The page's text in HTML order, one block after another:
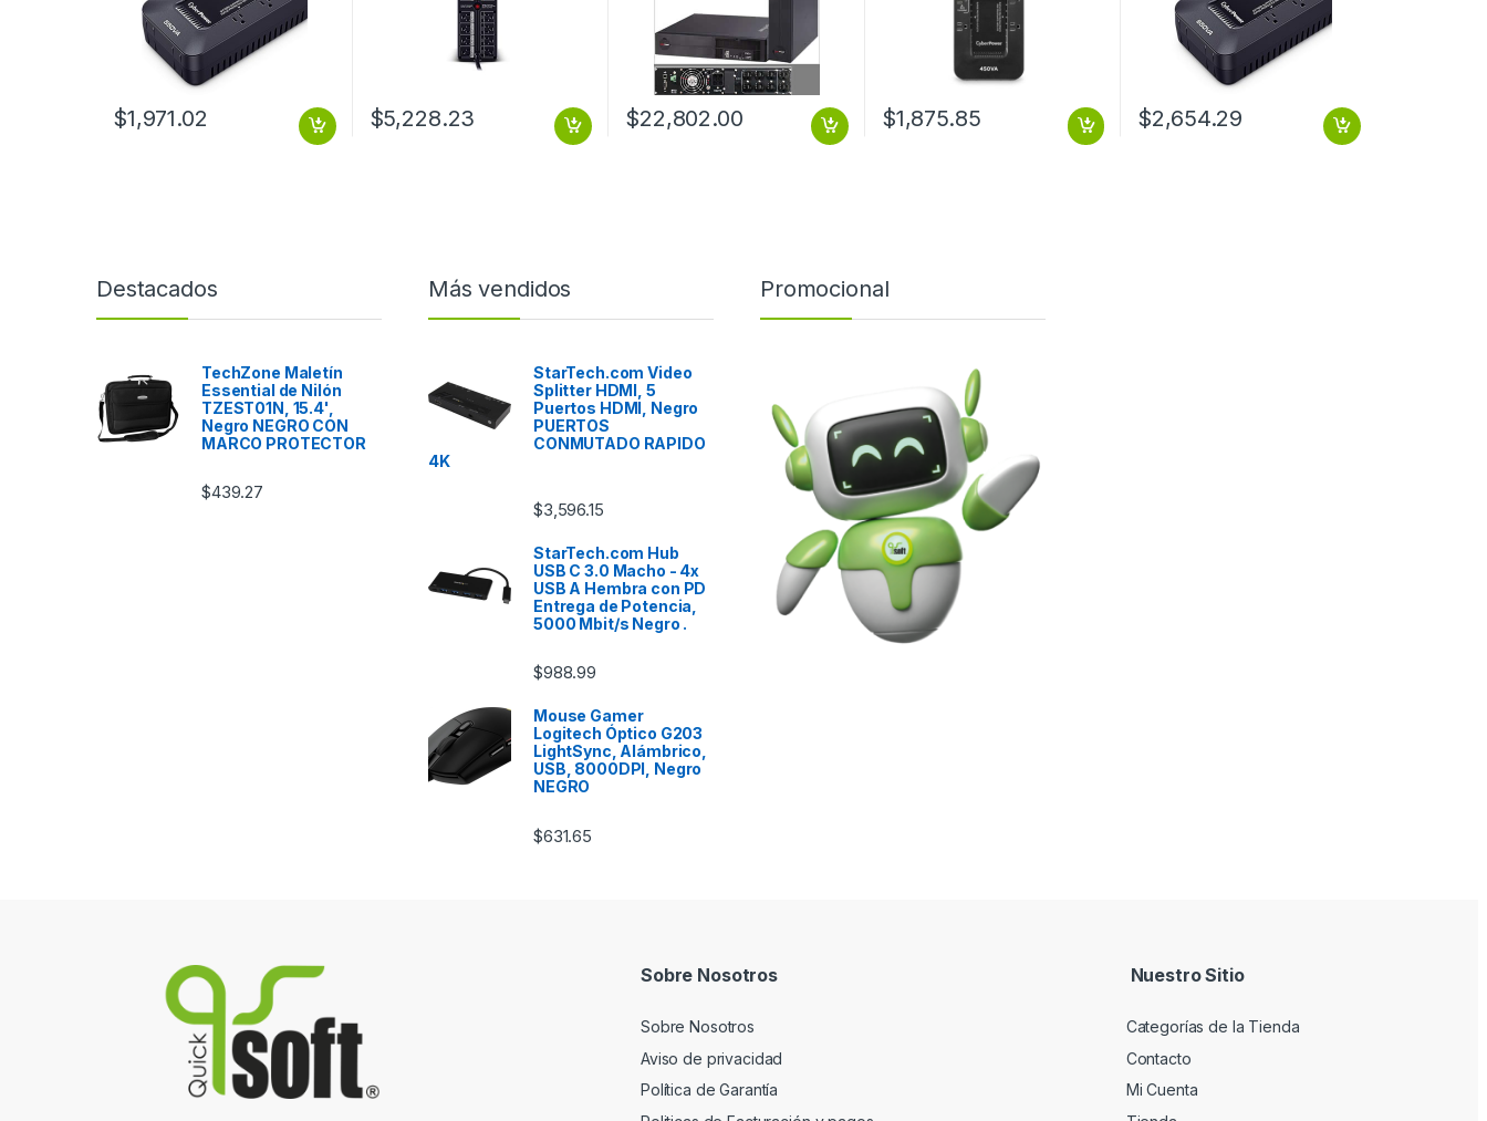
$1,971.02 $5,228.23 $22,802.00 $1,875.85 $2,654.29
Destacados
TechZone Maletín
Essential de Nilón
TZEST01N, 15.4',
Negro NEGRO CON
MARCO PROTECTOR
$439.27
Más vendidos
StarTech.com Video
Splitter HDMI, 5
Puertos HDMI, Negro
PUERTOS
CONMUTADO RAPIDO
4K
$3,596.15
StarTech.com Hub
USB C 3.0 Macho - 4x
USB A Hembra con PD
Entrega de Potencia,
5000 Mbit/s Negro .
$988.99
Mouse Gamer
Logitech Óptico G203
LightSync, Alámbrico,
USB, 8000DPI, Negro
NEGRO
$631.65
Promocional
Sobre Nosotros
Sobre Nosotros
Aviso de privacidad
Política de Garantía
Nuestro Sitio
Categorías de la Tienda
Contacto
Mi Cuenta